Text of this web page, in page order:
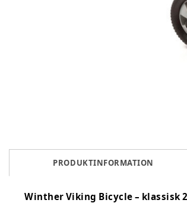
PRODUKTINFORMATION
Winther Viking Bicycle –